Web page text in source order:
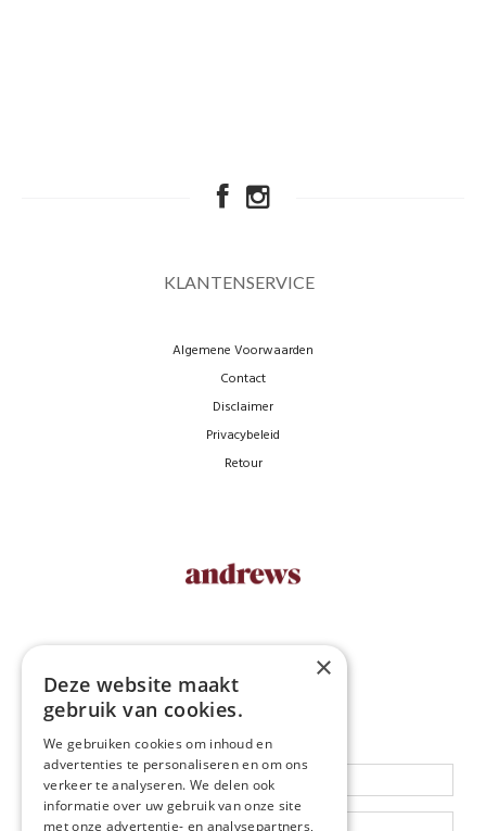
KLANTENSERVICE
Algemene Voorwaarden
Contact
Disclaimer
Privacybeleid
Retour
NEWSLETTER
Blijf op de hoogte
×
Deze website maakt
gebruik van cookies.
We gebruiken cookies om inhoud en
advertenties te personaliseren en om ons
verkeer te analyseren. We delen ook
informatie over uw gebruik van onze site
met onze advertentie- en analysepartners,